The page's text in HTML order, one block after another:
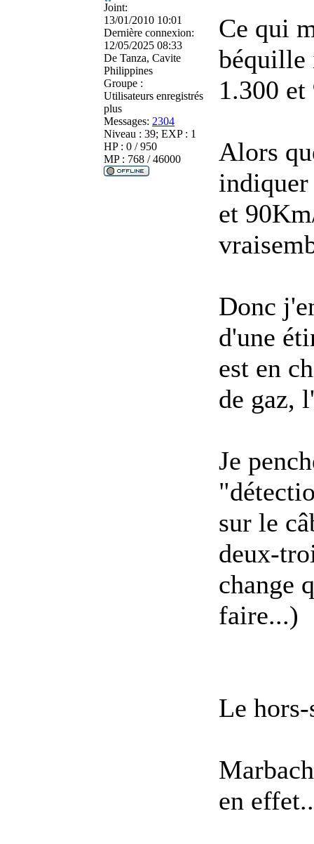
Joint:
13/01/2010 10:01
Dernière connexion:
12/05/2025 08:33
De Tanza, Cavite
Philippines
Groupe :
Utilisateurs enregistrés
plus
Messages: 2304
Niveau : 39; EXP : 1
HP : 0 / 950
MP : 768 / 46000
Ce qui
béquille
1.300
Alors
et
Donc
d'une
est en
de gaz,
Je
sur le
deux-
change
faire...)
Le
en